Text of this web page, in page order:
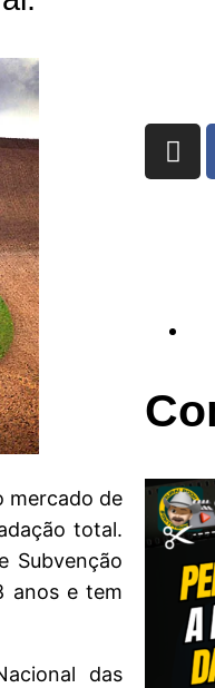
mercado de
total.
Subvenção
anos e tem
das